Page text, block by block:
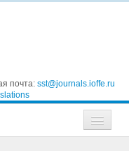
почта: sst@journals.ioffe.ru